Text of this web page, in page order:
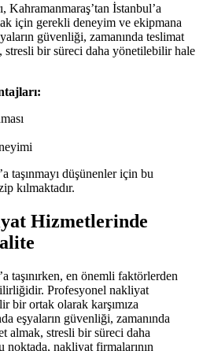
Kahramanmaraş’tan İstanbul’a
için gerekli deneyim ve ekipmana
güvenliği, zamanında teslimat
bir süreci daha yönetilebilir hale
taşınmayı düşünenler için bu
kılmaktadır.
Hizmetlerinde
taşınırken, en önemli faktörlerden
Profesyonel nakliyat
bir ortak olarak karşımıza
eşyaların güvenliği, zamanında
almak, stresli bir süreci daha
nakliyat firmalarının